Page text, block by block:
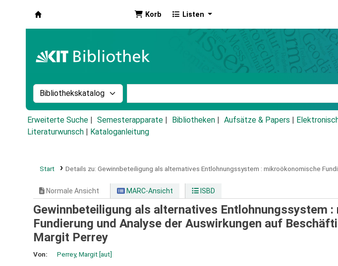
Korb Listen
Suche im Katalog nach:
Erweiterte Suche Semesterapparate Bibliotheken Aufsätze & Papers
Literaturwunsch
Kataloganleitung
Start Details zu: Gewinnbeteiligung als alternatives Entlohnungssystem : mikroökonomische
Normale Ansicht MARC-Ansicht ISBD
Gewinnbeteiligung als alternatives Entlohnungssystem
Fundierung und Analyse der Auswirkungen auf
Margit Perrey
Von: Perrey, Margit[aut]